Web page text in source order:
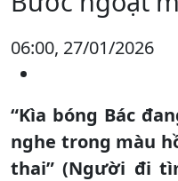
06:00, 27/01/2026
“Kìa bóng Bác
nghe trong màu
thai” (Người đi